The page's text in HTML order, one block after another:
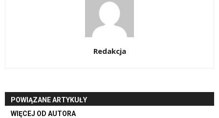
Redakcja
POWIĄZANE ARTYKUŁY
WIĘCEJ OD AUTORA